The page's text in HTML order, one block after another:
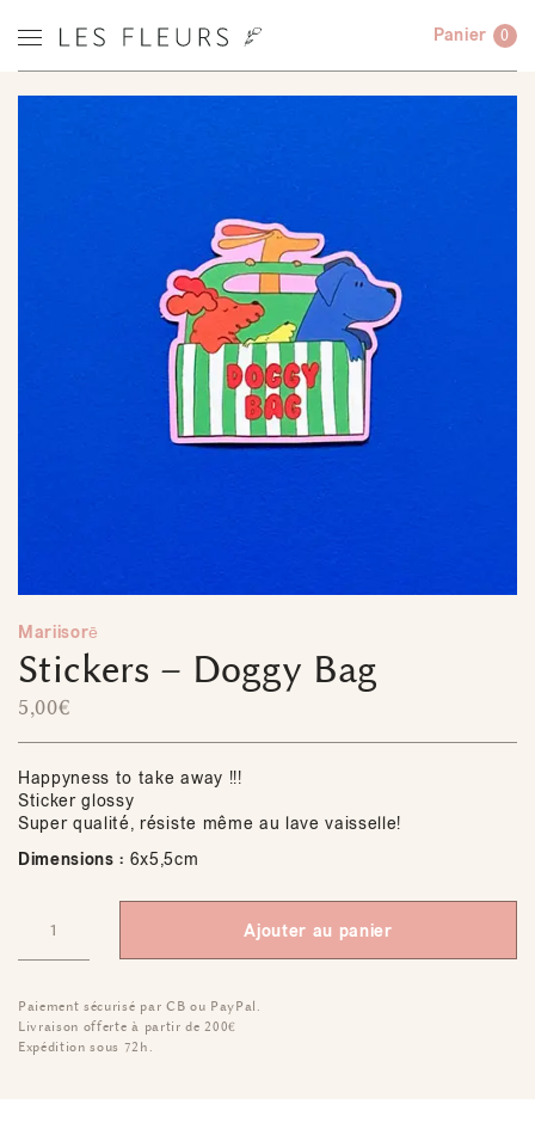
Panier 0
Mariisorē
Stickers – Doggy Bag
5,00€
Happyness to take away !!!
Sticker glossy
Super qualité, résiste même au lave vaisselle!
Dimensions : 6x5,5cm
Ajouter au panier
Paiement sécurisé par CB ou PayPal.
Livraison offerte à partir de 200€
Expédition sous 72h.